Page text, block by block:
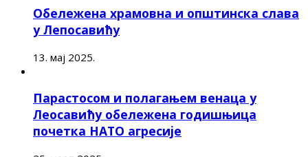
Обележена храмовна и општинска слава
у Лепосавићу
13. мај 2025.
Парастосом и полагањем венаца у
Леосавићу обележена годишњица
почетка НАТО агресије